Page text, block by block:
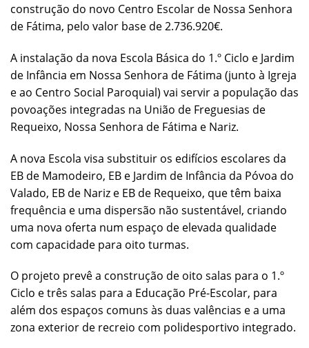
construção do novo Centro Escolar de Nossa Senhora
de Fátima, pelo valor base de 2.736.920€.
A instalação da nova Escola Básica do 1.º Ciclo e Jardim
de Infância em Nossa Senhora de Fátima (junto à Igreja
e ao Centro Social Paroquial) vai servir a população das
povoações integradas na União de Freguesias de
Requeixo, Nossa Senhora de Fátima e Nariz.
A nova Escola visa substituir os edifícios escolares da
EB de Mamodeiro, EB e Jardim de Infância da Póvoa do
Valado, EB de Nariz e EB de Requeixo, que têm baixa
frequência e uma dispersão não sustentável, criando
uma nova oferta num espaço de elevada qualidade
com capacidade para oito turmas.
O projeto prevê a construção de oito salas para o 1.º
Ciclo e três salas para a Educação Pré-Escolar, para
além dos espaços comuns às duas valências e a uma
zona exterior de recreio com polidesportivo integrado.